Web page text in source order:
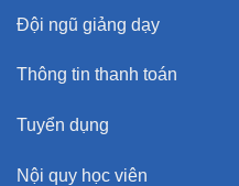
Đội ngũ giảng dạy
Thông tin thanh toán
Tuyển dụng
Nội quy học viên